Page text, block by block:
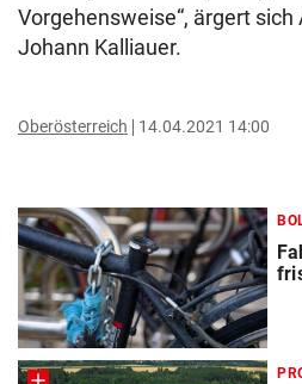
Vorgehensweise“, ärgert sich
Johann Kalliauer.
Oberösterreich 14.04.2021 14:00